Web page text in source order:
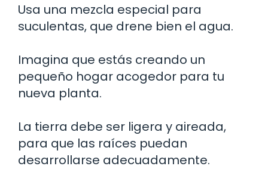
Usa una mezcla especial para
suculentas, que drene bien el agua.
Imagina que estás creando un
pequeño hogar acogedor para tu
nueva planta.
La tierra debe ser ligera y aireada,
para que las raíces puedan
desarrollarse adecuadamente.